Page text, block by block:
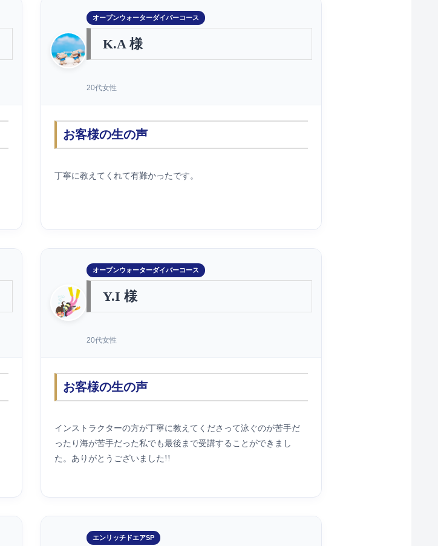
オープンウォーターダイバーコース
K.A 様
20代女性
お客様の生の声
丁寧に教えてくれて有難かったです。
オープンウォーターダイバーコース
Y.I 様
20代女性
お客様の生の声
インストラクターの方が丁寧に教えてくださって泳ぐのが苦手だ
ったり海が苦手だった私でも最後まで受講することができまし
た。ありがとうございました!!
エンリッチドエアSP